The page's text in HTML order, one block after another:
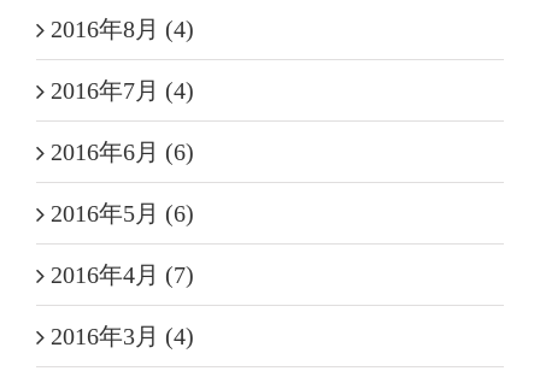
2016年8月 (4)
2016年7月 (4)
2016年6月 (6)
2016年5月 (6)
2016年4月 (7)
2016年3月 (4)